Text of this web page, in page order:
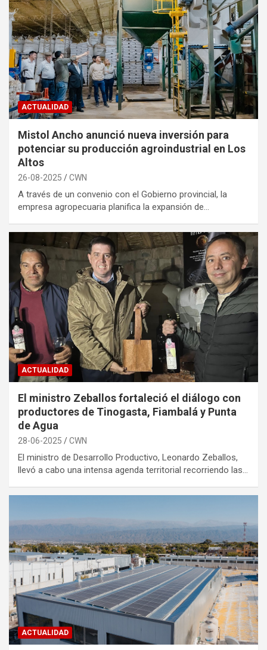
ACTUALIDAD
Mistol Ancho anunció nueva inversión para
potenciar su producción agroindustrial en Los
Altos
26-08-2025 CWN
A través de un convenio con el Gobierno provincial, la
empresa agropecuaria planifica la expansión de…
ACTUALIDAD
El ministro Zeballos fortaleció el diálogo con
productores de Tinogasta, Fiambalá y Punta
de Agua
28-06-2025 CWN
El ministro de Desarrollo Productivo, Leonardo Zeballos,
llevó a cabo una intensa agenda territorial recorriendo las…
ACTUALIDAD